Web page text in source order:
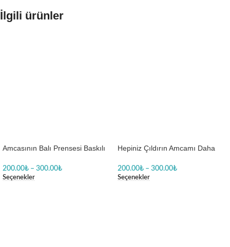
İlgili ürünler
Amcasının Balı Prensesi Baskılı
200.00₺ – 300.00₺
Seçenekler
Hepiniz Çıldırın Amcamı Daha
Zıbın
200.00₺ – 300.00₺
Seçenekler